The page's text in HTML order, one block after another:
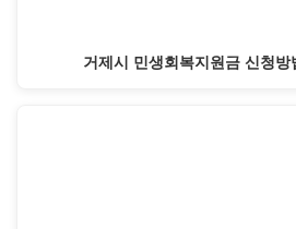
거제시 민생회복지원금 신청